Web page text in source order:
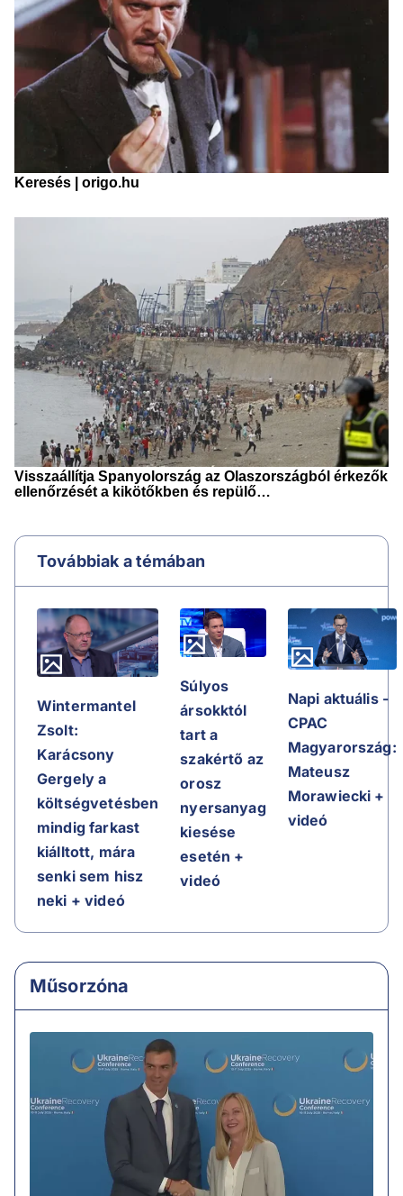
Továbbiak a témában
Wintermantel
Zsolt:
Karácsony
Gergely a
költségvetésben
mindig farkast
kiálltott, mára
senki sem hisz
neki + videó
Súlyos
ársokktól
tart a
szakértő az
orosz
nyersanyag
kiesése
esetén +
videó
Napi aktuális -
CPAC
Magyarország:
Mateusz
Morawiecki +
videó
Műsorzóna